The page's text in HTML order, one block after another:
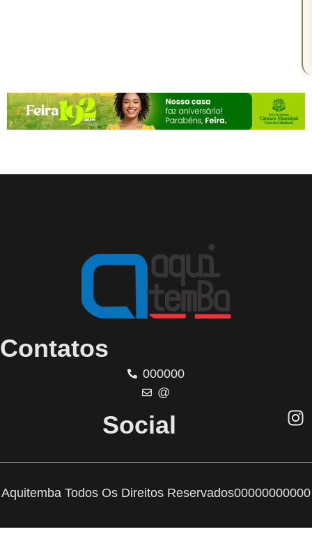
Contatos
000000
@
Social
Aquitemba Todos Os Direitos Reservados00000000000